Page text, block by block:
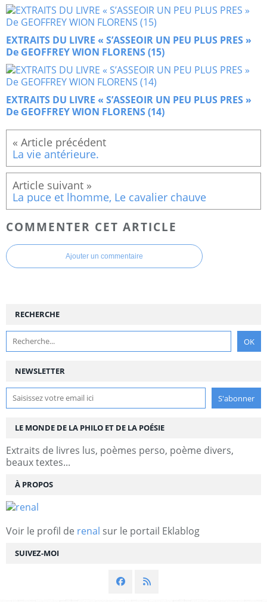
EXTRAITS DU LIVRE « S’ASSEOIR UN PEU PLUS PRES »
De GEOFFREY WION FLORENS (15)
EXTRAITS DU LIVRE « S’ASSEOIR UN PEU PLUS PRES »
De GEOFFREY WION FLORENS (14)
La vie antérieure.
La puce et lhomme, Le cavalier chauve
COMMENTER CET ARTICLE
Ajouter un commentaire
NEWSLETTER
SUIVEZ-MOI
RECHERCHE
LE MONDE DE LA PHILO ET DE LA POÉSIE
Extraits de livres lus, poèmes perso, poème divers,
beaux textes...
À PROPOS
Voir le profil de renal sur le portail Eklablog